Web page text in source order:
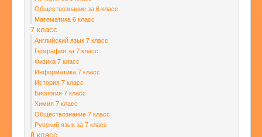
Обществознание за 6 класс
Математика 6 класс
7 класс
Английский язык 7 класс
География за 7 класс
Физика 7 класс
Информатика 7 класс
История 7 класс
Биология 7 класс
Химия 7 класс
Обществознание 7 класс
Русский язык за 7 класс
8 класс